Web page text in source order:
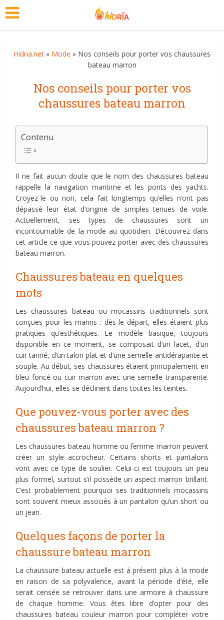
Hidria.net » Mode » Nos conseils pour porter vos chaussures
bateau marron
Nos conseils pour porter vos
chaussures bateau marron
Contenu
Il ne fait aucun doute que le nom des chaussures bateau
rappelle la navigation maritime et les ponts des yachts.
Croyez-le ou non, cela fait longtemps qu’elles n’ont pas
dépassé leur état d’origine de simples tenues de voile.
Actuellement, ses types de chaussures sont un
incontournable de la mode au quotidien. Découvrez dans
cet article ce que vous pouvez porter avec des chaussures
bateau marron.
Chaussures bateau en quelques
mots
Les chaussures bateau ou mocassins traditionnels sont
conçues pour les marins : dès le départ, elles étaient plus
pratiques qu’esthétiques. Le modèle basique, toujours
disponible en ce moment, se composait d’un lacet, d’un
cuir tanné, d’un talon plat et d’une semelle antidérapante et
souple. Au début, ses chaussures étaient principalement en
bleu foncé ou cuir marron avec une semelle transparente.
Aujourd’hui, elles se déclinent dans toutes les teintes.
Que pouvez-vous porter avec des
chaussures bateau marron ?
Les chaussures bateau homme ou femme marron peuvent
créer un style accrocheur. Certains shorts et pantalons
vont avec ce type de soulier. Celui-ci est toujours un peu
plus formel, surtout s’il possède un aspect marron brillant.
C’est probablement pourquoi ses traditionnels mocassins
sont souvent mieux associés à un pantalon qu’un short ou
un jean.
Quelques façons de porter la
chaussure bateau marron
La chaussure bateau actuelle est à présent plus à la mode
en raison de sa polyvalence, avant la période d’été, elle
serait censée se retrouver dans une armoire à chaussure
de chaque homme. Vous êtes libre d’opter pour des
chaussures bateau couleur marron pour compléter votre